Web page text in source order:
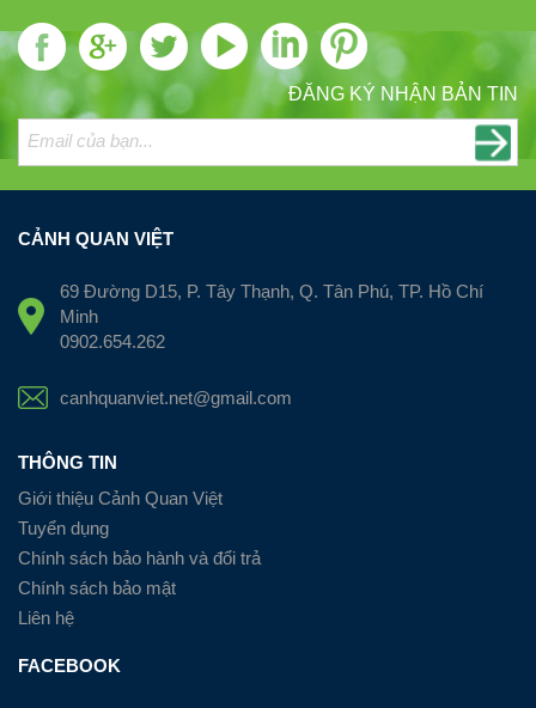
ĐĂNG KÝ NHẬN BẢN TIN
CẢNH QUAN VIỆT
69 Đường D15, P. Tây Thạnh, Q. Tân Phú, TP. Hồ Chí
Minh
0902.654.262
canhquanviet.net@gmail.com
THÔNG TIN
Giới thiệu Cảnh Quan Việt
Tuyển dụng
Chính sách bảo hành và đổi trả
Chính sách bảo mật
Liên hệ
FACEBOOK